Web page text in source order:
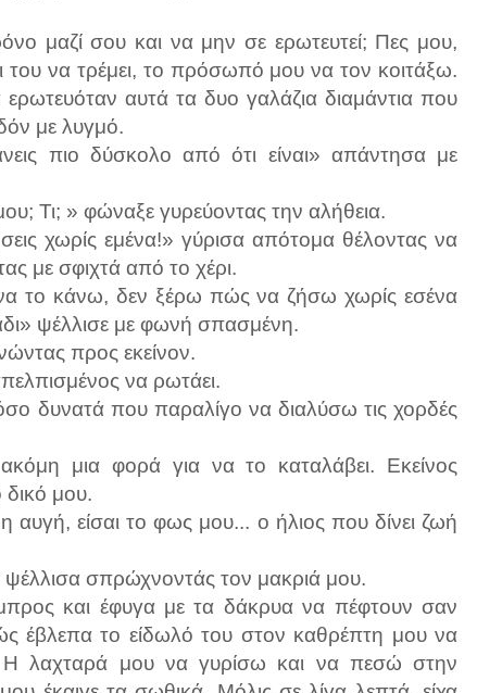
μαζί σου και να μην σε ερωτευτεί; Πες μου,
να τρέμει, το πρόσωπό μου να τον κοιτάξω.
αυτά τα δυο γαλάζια διαμάντια που
με λυγμό.
πιο δύσκολο από ότι είναι» απάντησα με
Τι; » φώναξε γυρεύοντας την αλήθεια.
χωρίς εμένα!» γύρισα απότομα θέλοντας να
με σφιχτά από το χέρι.
το κάνω, δεν ξέρω πώς να ζήσω χωρίς εσένα
ψέλλισε με φωνή σπασμένη.
προς εκείνον.
να ρωτάει.
δυνατά που παραλίγο να διαλύσω τις χορδές
μια φορά για να το καταλάβει. Εκείνος
μου.
αυγή, είσαι το φως μου... ο ήλιος που δίνει ζωή
σπρώχνοντάς τον μακριά μου.
και έφυγα με τα δάκρυα να πέφτουν σαν
έβλεπα το είδωλό του στον καθρέπτη μου να
Η λαχταρά μου να γυρίσω και να πεσώ στην